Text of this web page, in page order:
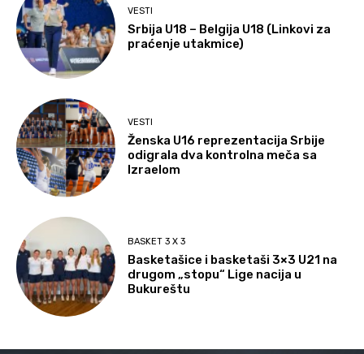
VESTI
Srbija U18 – Belgija U18 (Linkovi za
praćenje utakmice)
VESTI
Ženska U16 reprezentacija Srbije
odigrala dva kontrolna meča sa
Izraelom
BASKET 3 X 3
Basketašice i basketaši 3×3 U21 na
drugom „stopu“ Lige nacija u
Bukureštu